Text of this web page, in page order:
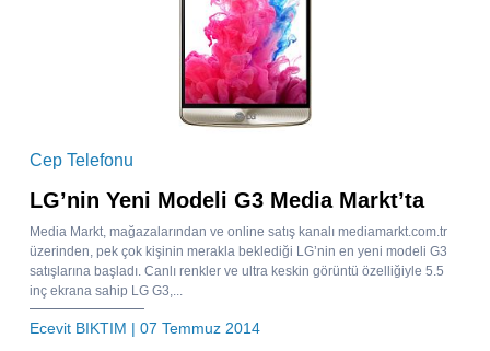
Cep Telefonu
LG’nin Yeni Modeli G3 Media Markt’ta
Media Markt, mağazalarından ve online satış kanalı mediamarkt.com.tr
üzerinden, pek çok kişinin merakla beklediği LG’nin en yeni modeli G3
satışlarına başladı. Canlı renkler ve ultra keskin görüntü özelliğiyle 5.5
inç ekrana sahip LG G3,...
Ecevit BIKTIM | 07 Temmuz 2014